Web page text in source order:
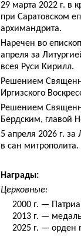
29 марта 2022 г. в
при Саратовском
архимандрита.
Наречен во
апреля за
всея Руси Кирилл.
Решением
Иргизского
Решением
Бердским, главой
5 апреля 2026 г.
в сан митрополита.
Награды:
Церковные:
2000 г. —
2013 г. — медаль
2025 г. — орден